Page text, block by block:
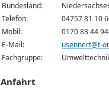
Bundesland:
Telefon:
04757 81 10
Mobil:
0170 83 44
E-Mail:
usennert@t-
Fachgruppe:
Anfahrt